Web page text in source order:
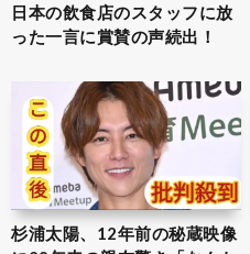
日本の飲食店のスタッフに放
った一言に賞賛の声続出！
杉浦太陽、12年前の秘蔵映像